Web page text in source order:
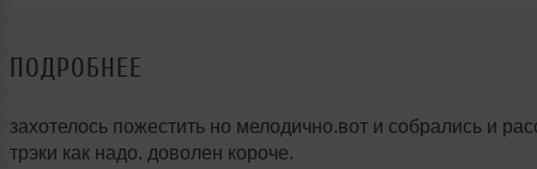
ПОДРОБНЕЕ
захотелось пожестить но мелодично.вот и собрались и
трэки как надо. доволен короче.